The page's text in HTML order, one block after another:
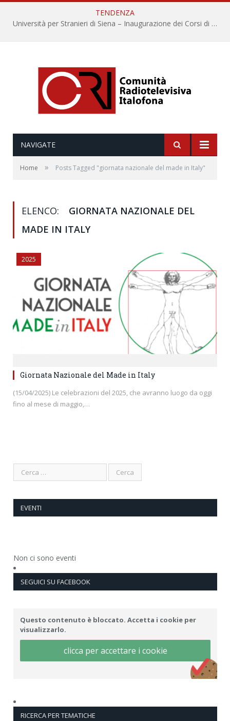
TENDENZA
Università per Stranieri di Siena – Inaugurazione dei Corsi di Lingua e Cultura Italiana, 109a annata
NAVIGATE
Home » Posts Tagged "giornata nazionale del made in Italy"
ELENCO:
GIORNATA NAZIONALE DEL
MADE IN ITALY
2025
Giornata Nazionale del Made in Italy
(15/04/2025) Le celebrazioni del 2025, che avranno luogo da oggi
fino al mese di maggio,…
EVENTI
Non ci sono eventi
SEGUICI SU FACEBOOK
Questo contenuto è bloccato. Accetta i cookie per
visualizzarlo.
clicca per accettare i cookie
RICERCA PER TEMATICHE